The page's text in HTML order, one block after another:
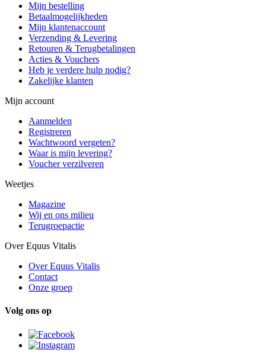
Mijn bestelling
Betaalmogelijkheden
Mijn klantenaccount
Verzending & Levering
Retouren & Terugbetalingen
Acties & Vouchers
Heb je verdere hulp nodig?
Zakelijke klanten
Mijn account
Aanmelden
Registreren
Wachtwoord vergeten?
Waar is mijn levering?
Voucher verzilveren
Weetjes
Magazine
Wij en ons milieu
Terugroepactie
Over Equus Vitalis
Over Equus Vitalis
Contact
Onze groep
Volg ons op